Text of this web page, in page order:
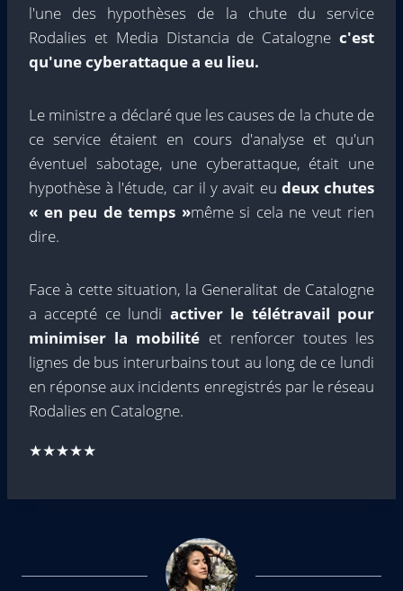
l'une des hypothèses de la chute du service
Rodalies et Media Distancia de Catalogne c'est
qu'une cyberattaque a eu lieu.
Le ministre a déclaré que les causes de la chute de
ce service étaient en cours d'analyse et qu'un
éventuel sabotage, une cyberattaque, était une
hypothèse à l'étude, car il y avait eu deux chutes
« en peu de temps »même si cela ne veut rien
dire.
Face à cette situation, la Generalitat de Catalogne
a accepté ce lundi activer le télétravail pour
minimiser la mobilité et renforcer toutes les
lignes de bus interurbains tout au long de ce lundi
en réponse aux incidents enregistrés par le réseau
Rodalies en Catalogne.
★★★★★